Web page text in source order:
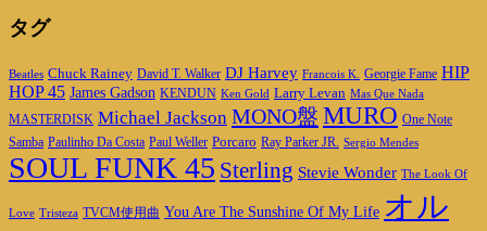
タグ
Beatles Chuck Rainey David T. Walker DJ Harvey Francois K. Georgie Fame HIP
HOP 45 James Gadson KENDUN Ken Gold Larry Levan Mas Que Nada
MASTERDISK Michael Jackson MONO盤 MURO One Note
Samba Paulinho Da Costa Paul Weller Porcaro Ray Parker JR. Sergio Mendes
SOUL FUNK 45 Sterling Stevie Wonder The Look Of
Love Tristeza TVCM使用曲 You Are The Sunshine Of My Life オル